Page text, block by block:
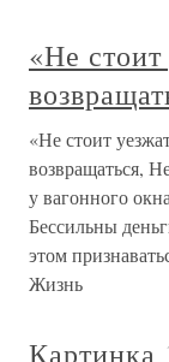
«Не
«Не стоит
возвращаться,
у вагонного
Бессильны
этом
Жизнь
Картинка